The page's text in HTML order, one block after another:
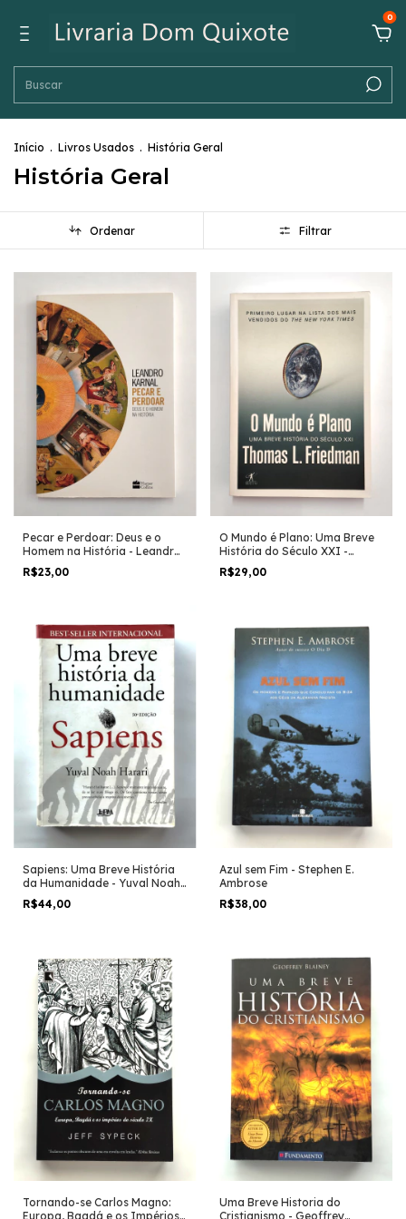
0
Início . Livros Usados . História Geral
História Geral
Ordenar Filtrar
Pecar e Perdoar: Deus e o
Homem na História - Leandro
Karnal
R$23,00
O Mundo é Plano: Uma Breve
História do Século XXI -
Thomas L. Friedman
R$29,00
Sapiens: Uma Breve História
da Humanidade - Yuval Noah
Harari
R$44,00
Azul sem Fim - Stephen E.
Ambrose
R$38,00
Tornando-se Carlos Magno:
Europa, Bagdá e os Impérios
Uma Breve Historia do
Cristianismo - Geoffrey